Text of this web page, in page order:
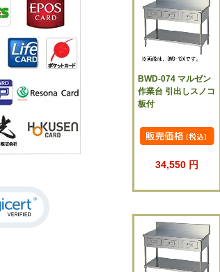
BWD-074 マルゼン
作業台 引出しスノコ
板付
34,550 円